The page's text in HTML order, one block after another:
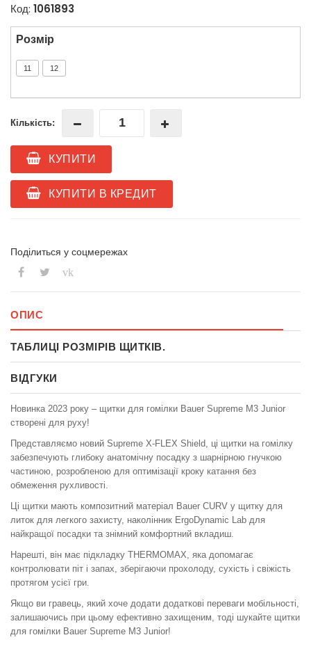
Код: 1061893
Розмір
11 12
Кількість:
КУПИТИ
КУПИТИ В КРЕДИТ
Поділиться у соцмережах
vk
ОПИС
ТАБЛИЦІ РОЗМІРІВ ЩИТКІВ.
ВІДГУКИ
Новинка 2023 року – щитки для гомілки Bauer Supreme M3 Junior
створені для руху!
Представляємо новий Supreme X-FLEX Shield, ці щитки на гомілку
забезпечують глибоку анатомічну посадку з шарнірною гнучкою
частиною, розробленою для оптимізації кроку катання без
обмеження рухливості.
Ці щитки мають композитний матеріал Bauer CURV у щитку для
литок для легкого захисту, наколінник ErgoDynamic Lab для
найкращої посадки та знімний комфортний вкладиш.
Нарешті, він має підкладку THERMOMAX, яка допомагає
контролювати піт і запах, зберігаючи прохолоду, сухість і свіжість
протягом усієї гри.
Якщо ви гравець, який хоче додати додаткові переваги мобільності,
залишаючись при цьому ефективно захищеним, тоді шукайте щитки
для гомілки Bauer Supreme M3 Junior!